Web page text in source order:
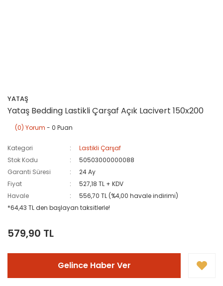
YATAŞ
Yataş Bedding Lastikli Çarşaf Açık Lacivert 150x200
(0) Yorum - 0 Puan
Kategori
Lastikli Çarşaf
Stok Kodu
50503000000088
Garanti Süresi
24 Ay
Fiyat
527,18 TL + KDV
Havale
556,70 TL (%4,00 havale indirimi)
*64,43 TL den başlayan taksitlerle!
579,90 TL
Gelince Haber Ver